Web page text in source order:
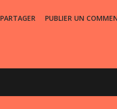
PARTAGER PUBLIER UN